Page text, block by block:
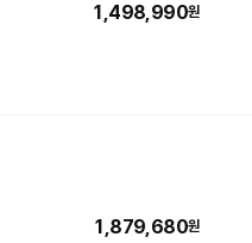
1,498,990원
1,879,680원